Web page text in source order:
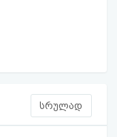
სრულად